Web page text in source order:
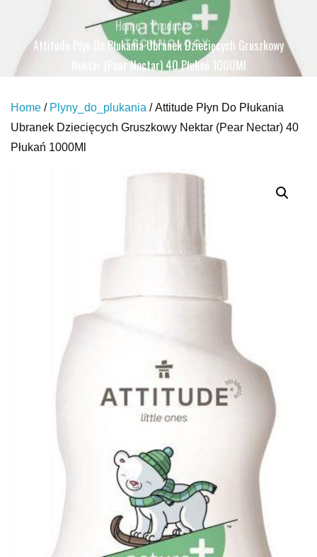
Home
Products
Attitude Płyn Do Płukania Ubranek Dziecięcych Gruszkowy
Nektar (Pear Nectar) 40 Płukań 1000Ml
Home / Plyny_do_plukania / Attitude Płyn Do Płukania
Ubranek Dziecięcych Gruszkowy Nektar (Pear Nectar) 40
Płukań 1000Ml